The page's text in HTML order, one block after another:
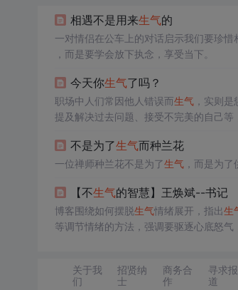
相遇不是用来生气的
一对情侣在公车上的对话启示我们要珍
，而是要学会放下执念，享受当下。
今天你生气了吗？
职场中人们常因他人错误而生气，实则是
提及解决过去问题、接受不完美的自己等
不是为了生气而种兰花
一位禅师种兰花不是为了生气，而是为了
【不生气的智慧】王焕斌--书记
博客围绕如何摆脱生气情绪展开，指出生
等调节情绪的方法，强调要驱逐心底怒气
关于我
们
招贤纳
士
商务合
作
寻求报
道